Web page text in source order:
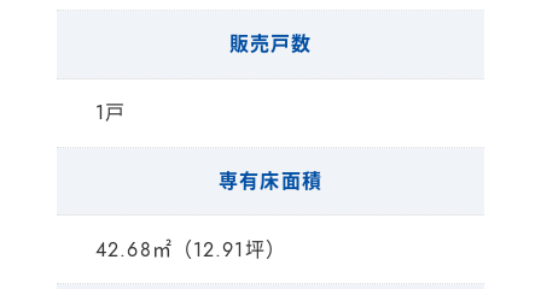
販売戸数
1戸
専有床面積
42.68㎡（12.91坪）